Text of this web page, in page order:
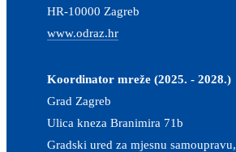
HR-10000 Zagreb
www.odraz.hr
Koordinator mreže (2025. - 2028.)
Grad Zagreb
Ulica kneza Branimira 71b
Gradski ured za mjesnu samoupravu,